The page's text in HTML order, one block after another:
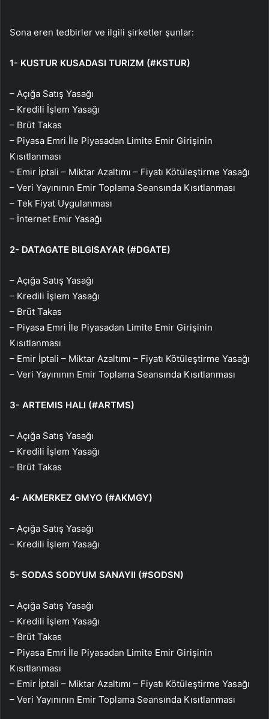
Sona eren tedbirler ve ilgili şirketler şunlar:
1- KUSTUR KUSADASI TURIZM (#KSTUR)
– Açığa Satış Yasağı
– Kredili İşlem Yasağı
– Brüt Takas
– Piyasa Emri İle Piyasadan Limite Emir Girişinin
Kısıtlanması
– Emir İptali – Miktar Azaltımı – Fiyatı Kötüleştirme Yasağı
– Veri Yayınının Emir Toplama Seansında Kısıtlanması
– Tek Fiyat Uygulanması
– İnternet Emir Yasağı
2- DATAGATE BILGISAYAR (#DGATE)
– Açığa Satış Yasağı
– Kredili İşlem Yasağı
– Brüt Takas
– Piyasa Emri İle Piyasadan Limite Emir Girişinin
Kısıtlanması
– Emir İptali – Miktar Azaltımı – Fiyatı Kötüleştirme Yasağı
– Veri Yayınının Emir Toplama Seansında Kısıtlanması
3- ARTEMIS HALI (#ARTMS)
– Açığa Satış Yasağı
– Kredili İşlem Yasağı
– Brüt Takas
4- AKMERKEZ GMYO (#AKMGY)
– Açığa Satış Yasağı
– Kredili İşlem Yasağı
5- SODAS SODYUM SANAYII (#SODSN)
– Açığa Satış Yasağı
– Kredili İşlem Yasağı
– Brüt Takas
– Piyasa Emri İle Piyasadan Limite Emir Girişinin
Kısıtlanması
– Emir İptali – Miktar Azaltımı – Fiyatı Kötüleştirme Yasağı
– Veri Yayınının Emir Toplama Seansında Kısıtlanması